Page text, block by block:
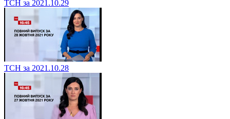
ТСН за 2021.10.29
ТСН за 2021.10.28